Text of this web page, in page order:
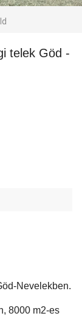
Nevelekben.
8000 m2-es